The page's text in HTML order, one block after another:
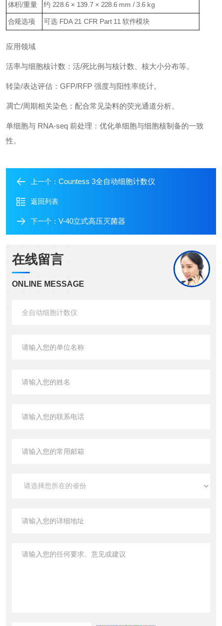
体积/重量 约 228.6 × 139.7 × 228.6 mm / 3.6 kg
合规选项 可选 FDA 21 CFR Part 11 软件模块
应用领域
活率与细胞核计数：活/死比例与核计数、核大小分布等。
转染/表达评估：GFP/RFP 强度与阳性率统计。
凋亡/周期相关染色：配合常见染料的荧光通道分析。
单细胞与 RNA-seq 前处理：优化单细胞与细胞核制备的一致
性。
上一个： Countess 3全自动细胞计数仪
返回列表
下一个： V-40立式高压灭菌器
在线留言
ONLINE MESSAGE